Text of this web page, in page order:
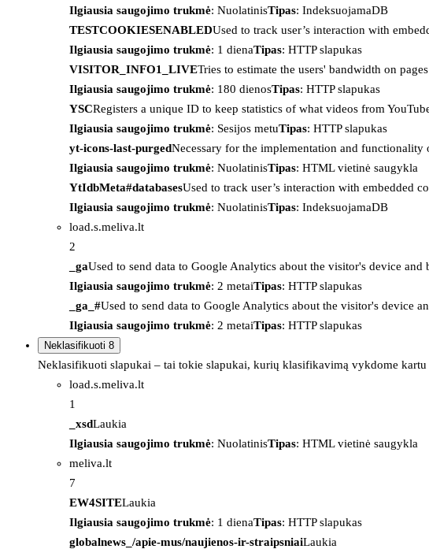
Ilgiausia saugojimo trukmė: NuolatinisTipas: IndeksuojamaDB
TESTCOOKIESENABLEDUsed to track user’s interaction with
Ilgiausia saugojimo trukmė: 1 dienaTipas: HTTP slapukas
VISITOR_INFO1_LIVETries to estimate the users' bandwidth on
Ilgiausia saugojimo trukmė: 180 dienosTipas: HTTP slapukas
YSCRegisters a unique ID to keep statistics of what videos from
Ilgiausia saugojimo trukmė: Sesijos metuTipas: HTTP slapukas
yt-icons-last-purgedNecessary for the implementation and functionality
Ilgiausia saugojimo trukmė: NuolatinisTipas: HTML vietinė saugykla
YtIdbMeta#databasesUsed to track user’s interaction with embedded
Ilgiausia saugojimo trukmė: NuolatinisTipas: IndeksuojamaDB
load.s.meliva.lt
2
_gaUsed to send data to Google Analytics about the visitor's device
Ilgiausia saugojimo trukmė: 2 metaiTipas: HTTP slapukas
_ga_#Used to send data to Google Analytics about the visitor's device
Ilgiausia saugojimo trukmė: 2 metaiTipas: HTTP slapukas
Neklasifikuoti 8
Neklasifikuoti slapukai – tai tokie slapukai, kurių klasifikavimą vykdome kartu
load.s.meliva.lt
1
_xsdLaukia
Ilgiausia saugojimo trukmė: NuolatinisTipas: HTML vietinė saugykla
meliva.lt
7
EW4SITELaukia
Ilgiausia saugojimo trukmė: 1 dienaTipas: HTTP slapukas
globalnews_/apie-mus/naujienos-ir-straipsniaiLaukia